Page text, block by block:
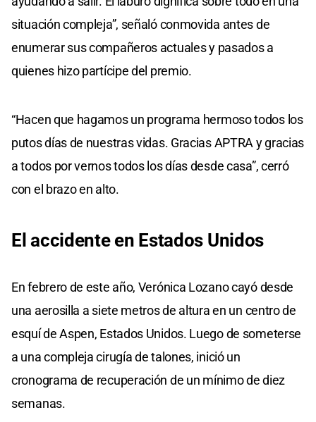
situación compleja”, señaló conmovida antes de
enumerar sus compañeros actuales y pasados a
quienes hizo partícipe del premio.
“Hacen que hagamos un programa hermoso todos los
putos días de nuestras vidas. Gracias APTRA y gracias
a todos por vernos todos los días desde casa”, cerró
con el brazo en alto.
El accidente en Estados Unidos
En febrero de este año, Verónica Lozano cayó desde
una aerosilla a siete metros de altura en un centro de
esquí de Aspen, Estados Unidos. Luego de someterse
a una compleja cirugía de talones, inició un
cronograma de recuperación de un mínimo de diez
semanas.